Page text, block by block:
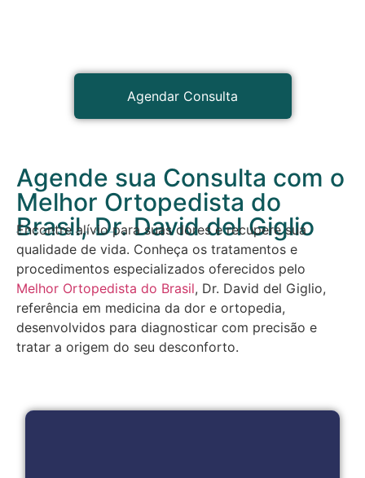
Agendar Consulta
Agende sua Consulta com o
Melhor Ortopedista do
Brasil, Dr. David del Giglio
Encontre alívio para suas dores e recupere sua
qualidade de vida. Conheça os tratamentos e
procedimentos especializados oferecidos pelo
Melhor Ortopedista do Brasil, Dr. David del Giglio,
referência em medicina da dor e ortopedia,
desenvolvidos para diagnosticar com precisão e
tratar a origem do seu desconforto.